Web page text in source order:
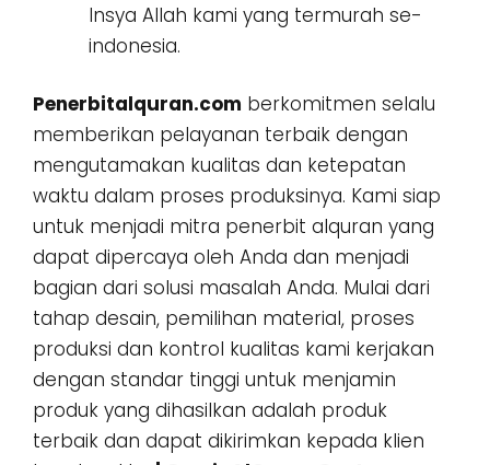
Insya Allah kami yang termurah se-
indonesia.
Penerbitalquran.com berkomitmen selalu
memberikan pelayanan terbaik dengan
mengutamakan kualitas dan ketepatan
waktu dalam proses produksinya. Kami siap
untuk menjadi mitra penerbit alquran yang
dapat dipercaya oleh Anda dan menjadi
bagian dari solusi masalah Anda. Mulai dari
tahap desain, pemilihan material, proses
produksi dan kontrol kualitas kami kerjakan
dengan standar tinggi untuk menjamin
produk yang dihasilkan adalah produk
terbaik dan dapat dikirimkan kepada klien